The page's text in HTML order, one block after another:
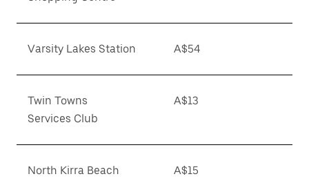
Varsity Lakes Station A$54
Twin Towns
Services Club
A$13
North Kirra Beach
A$15